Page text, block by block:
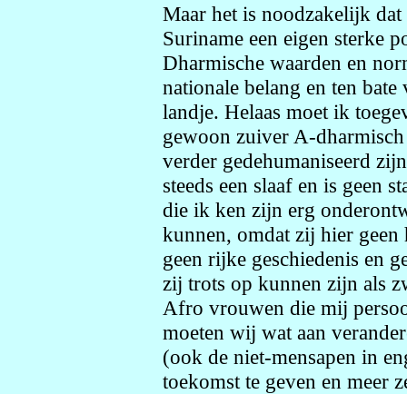
Maar het is noodzakelijk
Suriname een eigen sterke
Dharmische waarden en
nationale belang en ten
landje. Helaas moet ik
gewoon zuiver A-
verder gedehumaniseerd
steeds een slaaf en is geen
die ik ken zijn erg
kunnen, omdat zij hier
geen rijke geschiedenis en
zij trots op kunnen zijn als
Afro vrouwen die mij
moeten wij wat aan
(ook de niet-mensapen in
toekomst te geven en meer